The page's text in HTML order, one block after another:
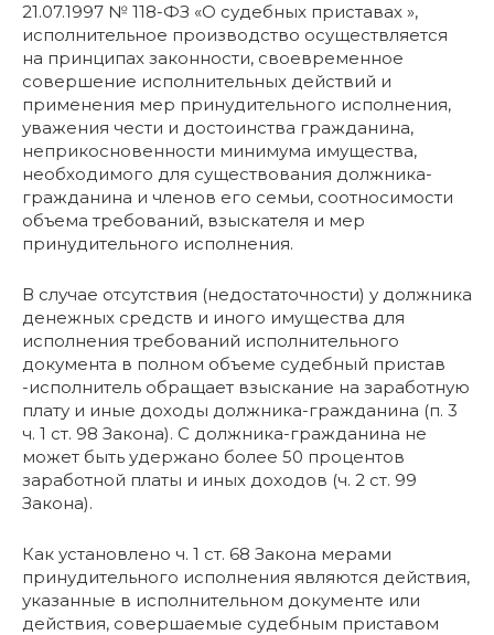
21.07.1997 № 118-ФЗ «О судебных приставах »,
исполнительное производство осуществляется
на принципах законности, своевременное
совершение исполнительных действий и
применения мер принудительного исполнения,
уважения чести и достоинства гражданина,
неприкосновенности минимума имущества,
необходимого для существования должника-
гражданина и членов его семьи, соотносимости
объема требований, взыскателя и мер
принудительного исполнения.
В случае отсутствия (недостаточности) у должника
денежных средств и иного имущества для
исполнения требований исполнительного
документа в полном объеме судебный пристав
-исполнитель обращает взыскание на заработную
плату и иные доходы должника-гражданина (п. 3
ч. 1 ст. 98 Закона). С должника-гражданина не
может быть удержано более 50 процентов
заработной платы и иных доходов (ч. 2 ст. 99
Закона).
Как установлено ч. 1 ст. 68 Закона мерами
принудительного исполнения являются действия,
указанные в исполнительном документе или
действия, совершаемые судебным приставом